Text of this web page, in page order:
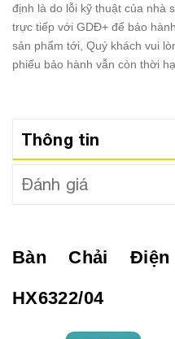
định là do lỗi kỹ thuật của nhà
trực tiếp với GDĐ+ để bảo
sản phẩm tới, Quý khách vui
phiếu bảo hành vẫn còn thời
Thông tin
Đánh giá
Bàn Chải
HX6322/04